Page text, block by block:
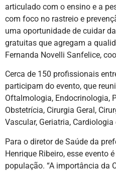
articulado com o ensino e a
com foco no rastreio e
uma oportunidade de cuidar
gratuitas que agregam a
Fernanda Novelli Sanfelice,
Cerca de 150 profissionais
participam do evento, que
Oftalmologia, Endocrinologia,
Obstetrícia, Cirurgia Geral,
Vascular, Geriatria, Cardiologia
Para o diretor de Saúde da
Henrique Ribeiro, esse evento
população. “A importância da